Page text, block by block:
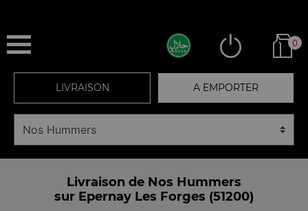
0
LIVRAISON A EMPORTER
Livraison de Nos Hummers
sur Epernay Les Forges (51200)